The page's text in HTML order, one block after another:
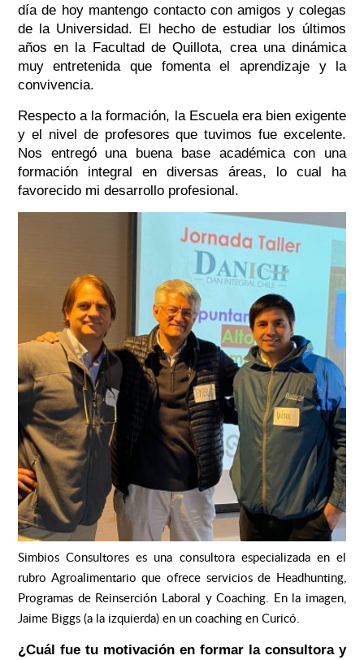
día de hoy mantengo contacto con amigos y colegas
de la Universidad. El hecho de estudiar los últimos
años en la Facultad de Quillota, crea una dinámica
muy entretenida que fomenta el aprendizaje y la
convivencia.
Respecto a la formación, la Escuela era bien exigente
y el nivel de profesores que tuvimos fue excelente.
Nos entregó una buena base académica con una
formación integral en diversas áreas, lo cual ha
favorecido mi desarrollo profesional.
Simbios Consultores es una consultora especializada en el
rubro Agroalimentario que ofrece servicios de Headhunting,
Programas de Reinserción Laboral y Coaching. En la imagen,
Jaime Biggs (a la izquierda) en un coaching en Curicó.
¿Cuál fue tu motivación en formar la consultora y